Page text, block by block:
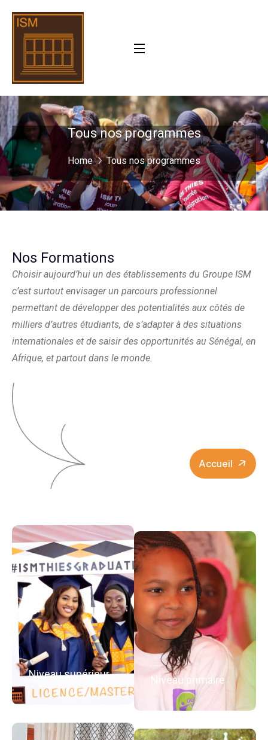
Tous nos programmes
Home Tous nos programmes
Nos Formations
Choisir aujourd’hui un des établissements du Groupe ISM
c’est surtout envisager un parcours professionnel
permettant de développer des potentialités aux côtés de
milliers d’autres étudiants, de s’adapter à des situations
internationales et de saisir des opportunités au Sénégal, en
Afrique, et partout dans le monde.
Accueil
Niveau supérieur Niveau primaire